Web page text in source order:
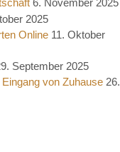
6. November 2025
2025
Online 11. Oktober
September 2025
von Zuhause 26.